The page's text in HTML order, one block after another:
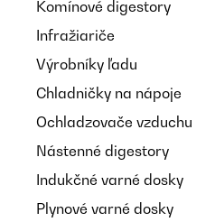
Komínové digestory
Infražiariče
Výrobníky ľadu
Chladničky na nápoje
Ochladzovače vzduchu
Nástenné digestory
Indukčné varné dosky
Plynové varné dosky